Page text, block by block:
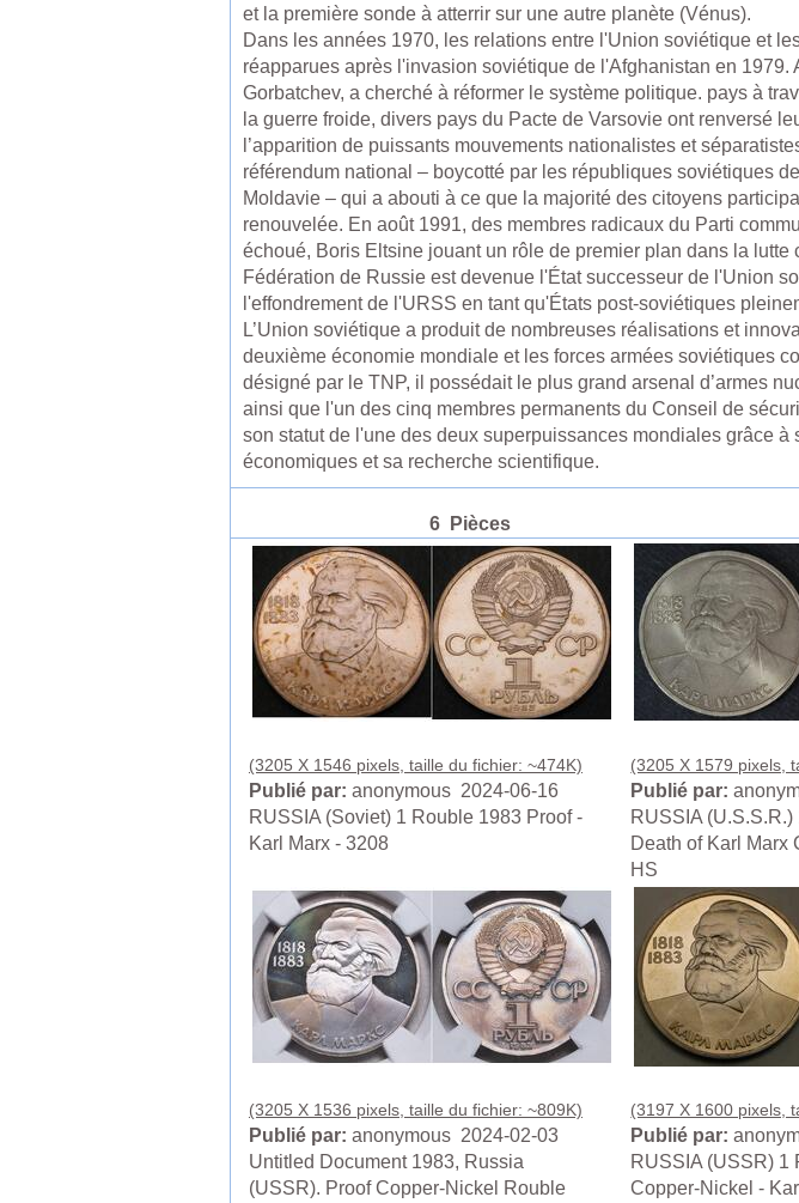
et la première sonde à atterrir sur une autre planète (Vénus).
Dans les années 1970, les relations entre l'Union soviétique et
réapparues après l'invasion soviétique de l'Afghanistan en
Gorbatchev, a cherché à réformer le système politique. pays à
la guerre froide, divers pays du Pacte de Varsovie ont renversé
l’apparition de puissants mouvements nationalistes et
référendum national – boycotté par les républiques soviétiques
Moldavie – qui a abouti à ce que la majorité des citoyens
renouvelée. En août 1991, des membres radicaux du Parti
échoué, Boris Eltsine jouant un rôle de premier plan dans la
Fédération de Russie est devenue l'État successeur de l'Union
l'effondrement de l'URSS en tant qu'États post-soviétiques
L’Union soviétique a produit de nombreuses réalisations et
deuxième économie mondiale et les forces armées soviétiques
désigné par le TNP, il possédait le plus grand arsenal d’armes
ainsi que l'un des cinq membres permanents du Conseil de
son statut de l'une des deux superpuissances mondiales grâce
économiques et sa recherche scientifique.
6 Pièces
(3205 X 1546 pixels, taille du fichier: ~474K)
Publié par: anonymous 2024-06-16
RUSSIA (Soviet) 1 Rouble 1983 Proof -
Karl Marx - 3208
(3205 X 1579 pixels,
Publié par:
RUSSIA
Death of Karl Marx
HS
(3205 X 1536 pixels, taille du fichier: ~809K)
Publié par: anonymous 2024-02-03
Untitled Document 1983, Russia
(USSR). Proof Copper-Nickel Rouble
(3197 X 1600 pixels,
Publié par:
RUSSIA (USSR) 1
Copper-Nickel -